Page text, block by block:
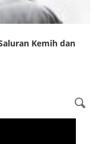
Kemih dan